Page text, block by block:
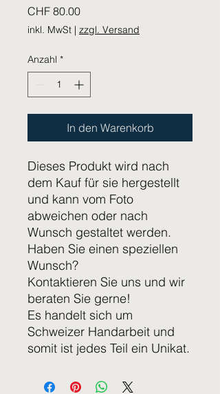
CHF 80.00Preis
inkl. MwSt | zzgl. Versand
Anzahl *
In den Warenkorb
Dieses Produkt wird nach
dem Kauf für sie hergestellt
und kann vom Foto
abweichen oder nach
Wunsch gestaltet werden.
Haben Sie einen speziellen
Wunsch?
Kontaktieren Sie uns und wir
beraten Sie gerne!
Es handelt sich um
Schweizer Handarbeit und
somit ist jedes Teil ein Unikat.